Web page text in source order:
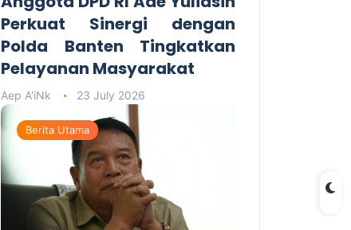
Perkuat Sinergi dengan
Polda Banten Tingkatkan
Pelayanan Masyarakat
Aep A'iNk 23 July 2026
Berita Utama